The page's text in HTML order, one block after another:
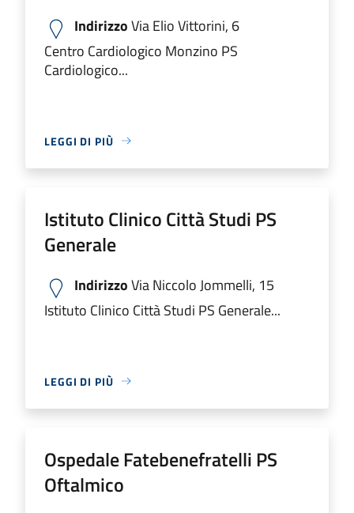
IndirizzoVia Elio Vittorini, 6
Centro Cardiologico Monzino PS
Cardiologico...
LEGGI DI PIÙ
Istituto Clinico Città Studi PS
Generale
IndirizzoVia Niccolo Jommelli, 15
Istituto Clinico Città Studi PS Generale...
LEGGI DI PIÙ
Ospedale Fatebenefratelli PS
Oftalmico